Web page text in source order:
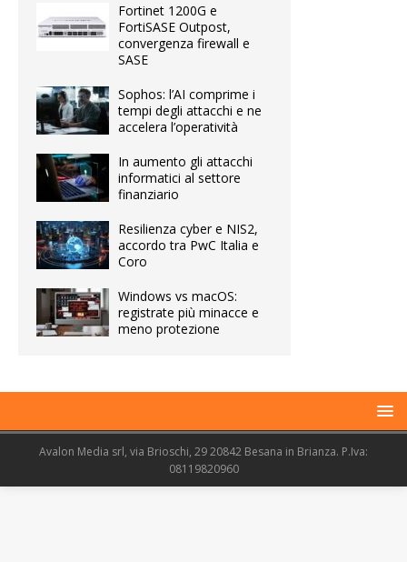
Fortinet 1200G e
FortiSASE Outpost,
convergenza firewall e
SASE
Sophos: l’AI comprime i
tempi degli attacchi e ne
accelera l’operatività
In aumento gli attacchi
informatici al settore
finanziario
Resilienza cyber e NIS2,
accordo tra PwC Italia e
Coro
Windows vs macOS:
registrate più minacce e
meno protezione
Avalon Media srl, via Brioschi, 29 20842 Besana in Brianza. P.Iva:
08119820960